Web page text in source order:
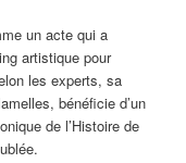
un acte qui a
artistique pour
les experts, sa
bénéficie d’un
de l’Histoire de